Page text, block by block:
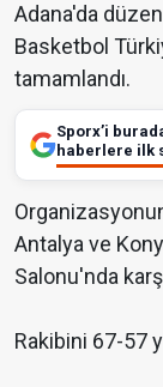
Adana'da
Basketbol
tamamlandı.
Sporx’i
haberlere ilk
Antalya ve
Salonu'nda
Rakibini 67-57